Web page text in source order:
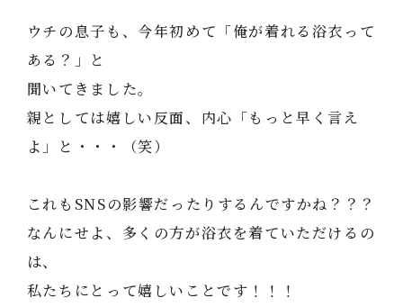
ウチの息子も、今年初めて「俺が着れる浴衣って
ある？」と
聞いてきました。
親としては嬉しい反面、内心「もっと早く言え
よ」と・・・（笑）
これもSNSの影響だったりするんですかね？？？
なんにせよ、多くの方が浴衣を着ていただけるの
は、
私たちにとって嬉しいことです！！！